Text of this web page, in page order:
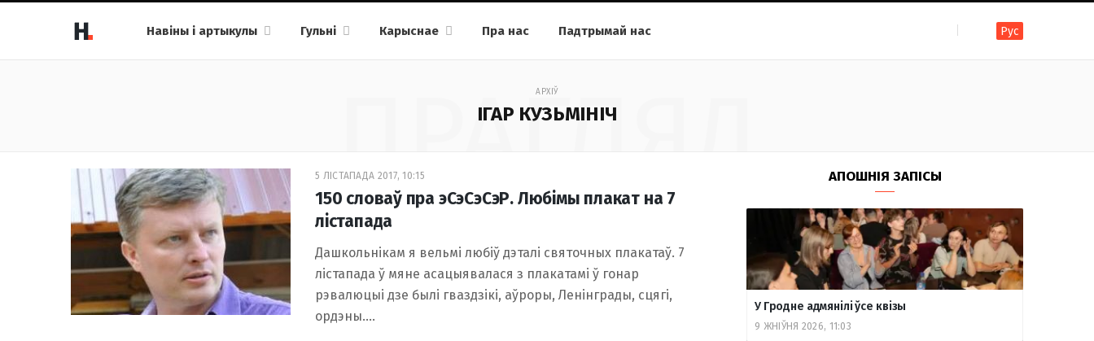
Навіны і артыкулы Гульні Карыснае Пра нас
Падтрымай нас
F
c
e
b
I
s
t
a
T
l
e
g
R
S
Y
u
T
u
В
о
н
т
Рус
АРХІЎ
ІГАР КУЗЬМІНІЧ
ПРАГЛЯД
5 ЛІСТАПАДА 2017, 10:15
150 словаў пра эСэСэСэР. Любімы плакат на 7
лістапада
Дашкольнікам я вельмі любіў дэталі святочных плакатаў. 7
лістапада ў мяне асацыявалася з плакатамі ў гонар
рэвалюцыі дзе былі гваздзікі, аўроры, Ленінграды, сцягі,
ордэны.…
АПОШНІЯ ЗАПІСЫ
У Гродне адмянілі ўсе квізы
9 ЖНІЎНЯ 2026, 11:03